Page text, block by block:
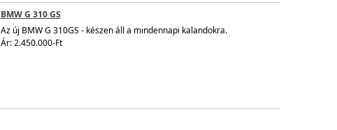
BMW G 310 GS
Az új BMW G 310GS - készen áll a mindennapi kalandokra.
Ár: 2.450.000-Ft